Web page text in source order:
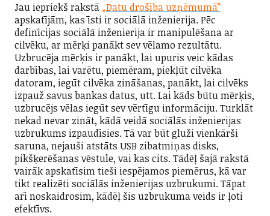
Jau iepriekš rakstā „Datu drošība uzņēmumā”
apskatījām, kas īsti ir sociālā inženierija. Pēc
definīcijas sociālā inženierija ir manipulēšana ar
cilvēku, ar mērķi panākt sev vēlamo rezultātu.
Uzbrucēja mērķis ir panākt, lai upuris veic kādas
darbības, lai varētu, piemēram, piekļūt cilvēka
datoram, iegūt cilvēka zināšanas, panākt, lai cilvēks
izpauž savus bankas datus, utt. Lai kāds būtu mērķis,
uzbrucējs vēlas iegūt sev vērtīgu informāciju. Turklāt
nekad nevar zināt, kādā veidā sociālās inženierijas
uzbrukums izpaudīsies. Tā var būt gluži vienkārši
saruna, nejauši atstāts USB zibatmiņas disks,
pikšķerēšanas vēstule, vai kas cits.Tādēļ šajā rakstā
vairāk apskatīsim tieši iespējamos piemērus, kā var
tikt realizēti sociālās inženierijas uzbrukumi. Tāpat
arī noskaidrosim, kādēļ šis uzbrukuma veids ir ļoti
efektīvs.